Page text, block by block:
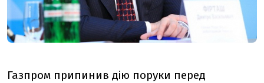
Газпром припинив дію поруки перед